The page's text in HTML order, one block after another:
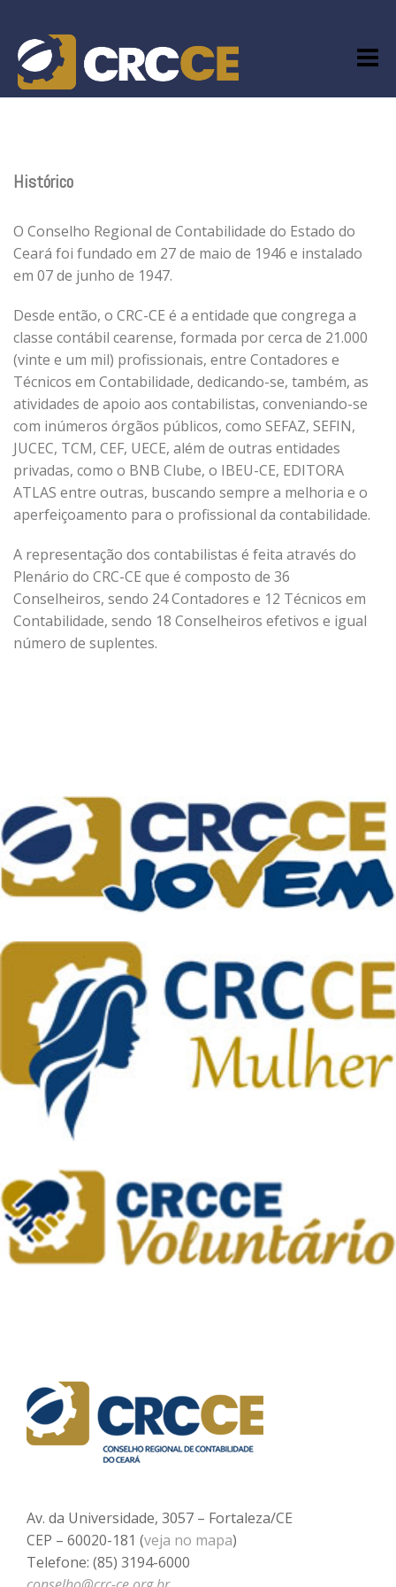
content
Histórico
O Conselho Regional de Contabilidade do Estado do
Ceará foi fundado em 27 de maio de 1946 e instalado
em 07 de junho de 1947.
Desde então, o CRC-CE é a entidade que congrega a
classe contábil cearense, formada por cerca de 21.000
(vinte e um mil) profissionais, entre Contadores e
Técnicos em Contabilidade, dedicando-se, também, as
atividades de apoio aos contabilistas, conveniando-se
com inúmeros órgãos públicos, como SEFAZ, SEFIN,
JUCEC, TCM, CEF, UECE, além de outras entidades
privadas, como o BNB Clube, o IBEU-CE, EDITORA
ATLAS entre outras, buscando sempre a melhoria e o
aperfeiçoamento para o profissional da contabilidade.
A representação dos contabilistas é feita através do
Plenário do CRC-CE que é composto de 36
Conselheiros, sendo 24 Contadores e 12 Técnicos em
Contabilidade, sendo 18 Conselheiros efetivos e igual
número de suplentes.
Av. da Universidade, 3057 – Fortaleza/CE
CEP – 60020-181 (veja no mapa)
Telefone: (85) 3194-6000